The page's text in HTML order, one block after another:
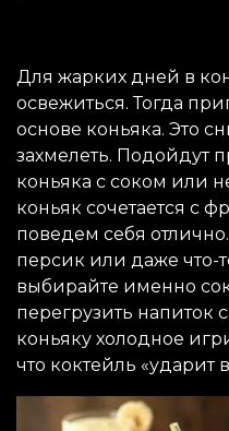
Для жарких дней в
освежиться. Тогда
основе коньяка. Это
захмелеть. Подойдут
коньяка с соком или
коньяк сочетается с
поведем себя
персик или даже что-
выбирайте именно
перегрузить напиток
коньяку холодное
что коктейль «ударит